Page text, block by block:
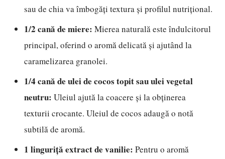
sau de chia va îmbogăți textura și profilul nutrițional.
1/2 cană de miere: Mierea naturală este îndulcitorul
principal, oferind o aromă delicată și ajutând la
caramelizarea granolei.
1/4 cană de ulei de cocos topit sau ulei vegetal
neutru: Uleiul ajută la coacere și la obținerea
texturii crocante. Uleiul de cocos adaugă o notă
subtilă de aromă.
1 linguriță extract de vanilie: Pentru o aromă